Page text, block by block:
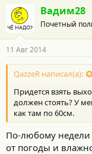
Вадим28
Почетный
11 Авг 2014
QazzeR написал(а):
Придется взять
должен стоять? У
как там по 60см.
По-любому недели
от погоды и